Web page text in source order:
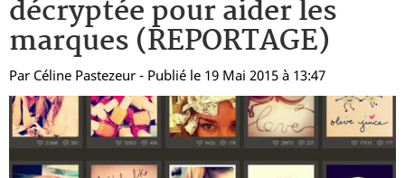
décryptée pour aider les
marques (REPORTAGE)
Par Céline Pastezeur - Publié le 19 Mai 2015 à 13:47